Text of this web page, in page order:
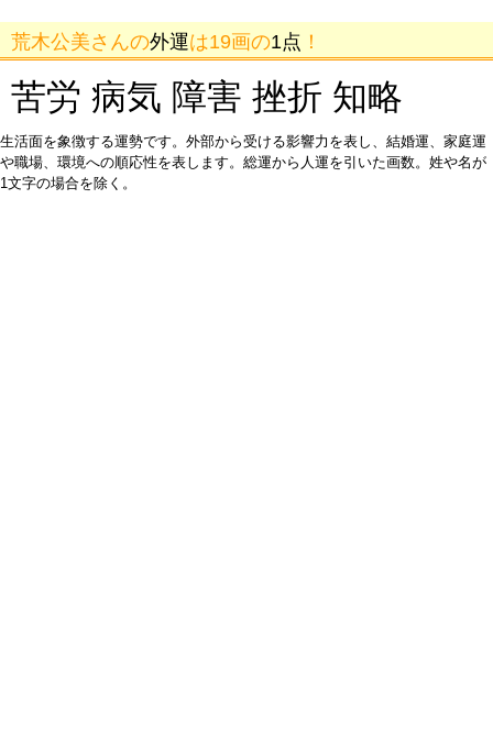
荒木公美さんの外運は19画の1点 ！
苦労 病気 障害 挫折 知略
生活面を象徴する運勢です。外部から受ける影響力を表し、結婚運、家庭運
や職場、環境への順応性を表します。総運から人運を引いた画数。姓や名が
1文字の場合を除く。